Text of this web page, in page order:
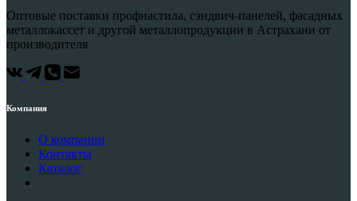
Оптовые поставки профнастила, сэндвич-панелей, фасадных
металлокассет и другой металлопродукции в Астрахани от
производителя
Компания
О компании
Контакты
Каталог